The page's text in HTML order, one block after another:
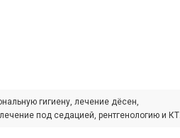
гигиену, лечение дёсен,
под седацией, рентгенологию и КТ.